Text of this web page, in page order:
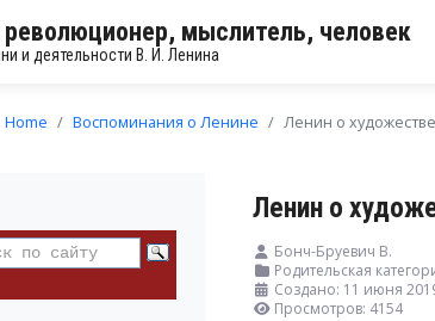
мыслитель, человек
и деятельности В. И. Ленина
Home Воспоминания о Ленине Ленин о
Ленин о
Бонч-Бруевич В.
Родительская
Создано: 11 июня
Просмотров: 4154